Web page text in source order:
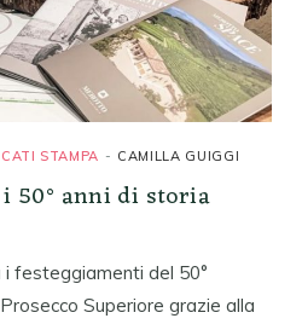
STAMPA CAMILLA GUIGGI
50° anni di storia
festeggiamenti del 50°
Superiore grazie alla